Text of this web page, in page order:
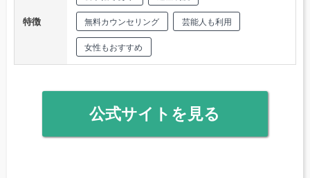
特徴 無料カウンセリング 芸能人も利用
女性もおすすめ
公式サイトを見る